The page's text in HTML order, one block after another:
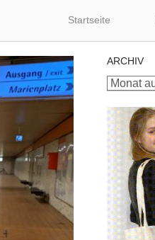
Startseite
ARCHIV
Archiv